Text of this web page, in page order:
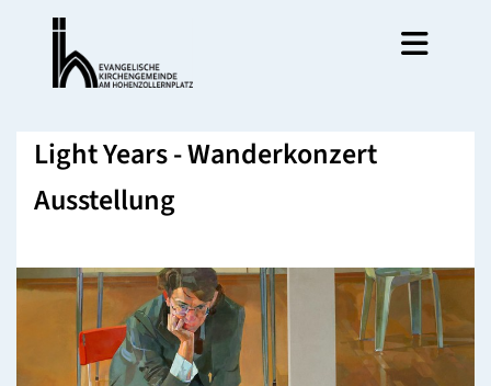
Light Years - Wanderkonzert
Ausstellung